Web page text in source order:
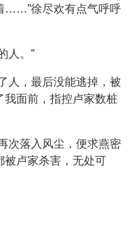
……”徐尽欢有点气呼呼
人。”
人，最后没能逃掉，被
我面前，指控卢家数桩
次落入风尘，便求燕密
被卢家杀害，无处可